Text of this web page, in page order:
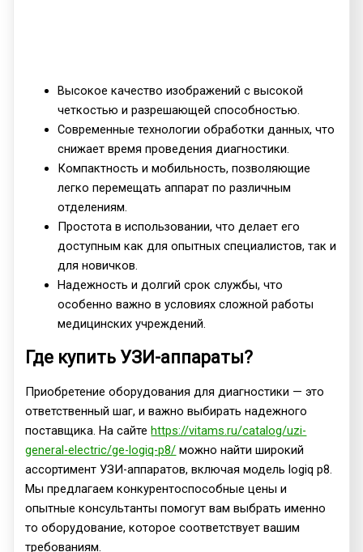
Высокое качество изображений с высокой
четкостью и разрешающей способностью.
Современные технологии обработки данных, что
снижает время проведения диагностики.
Компактность и мобильность, позволяющие
легко перемещать аппарат по различным
отделениям.
Простота в использовании, что делает его
доступным как для опытных специалистов, так и
для новичков.
Надежность и долгий срок службы, что
особенно важно в условиях сложной работы
медицинских учреждений.
Где купить УЗИ-аппараты?
Приобретение оборудования для диагностики — это
ответственный шаг, и важно выбирать надежного
поставщика. На сайтеhttps://vitams.ru/catalog/uzi-
general-electric/ge-logiq-p8/ можно найти широкий
ассортимент УЗИ-аппаратов, включая модель logiq p8.
Мы предлагаем конкурентоспособные цены и
опытные консультанты помогут вам выбрать именно
то оборудование, которое соответствует вашим
требованиям.